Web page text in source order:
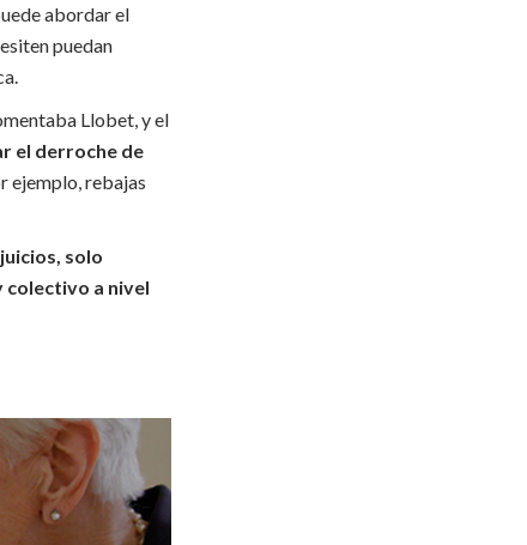
abordar el
puedan
Llobet, y el
el derroche de
ejemplo, rebajas
solo
colectivo a nivel